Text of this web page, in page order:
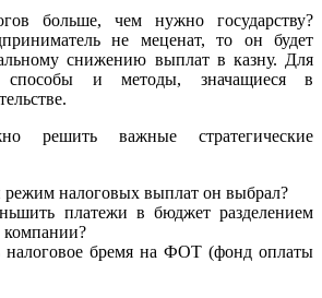
больше, чем нужно государству?
не меценат, то он будет
снижению выплат в казну. Для
способы и методы, значащиеся в
решить важные стратегические
налоговых выплат он выбрал?
платежи в бюджет разделением
налоговое бремя на ФОТ (фонд оплаты